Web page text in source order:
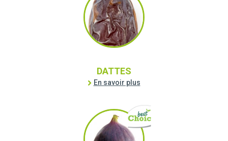
DATTES
En savoir plus